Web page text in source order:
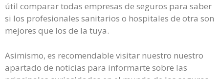
útil comparar todas empresas de seguros para saber
si los profesionales sanitarios o hospitales de otra son
mejores que los de la tuya.
Asimismo, es recomendable visitar nuestro nuestro
apartado de noticias para informarte sobre las